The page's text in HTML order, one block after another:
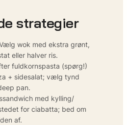
strategier
wok med ekstra grønt,
eller halver ris.
fuldkornspasta (spørg!)
+ sidesalat; vælg tynd
pan.
med kylling/
for ciabatta; bed om
af.